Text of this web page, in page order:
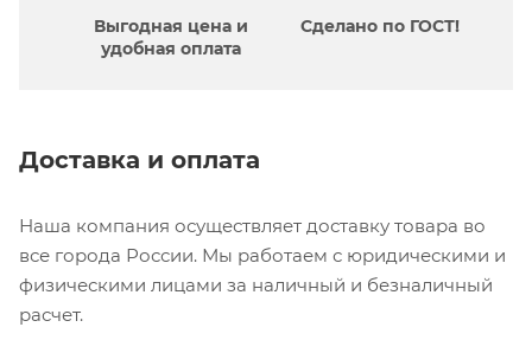
Выгодная цена и
удобная оплата
Сделано по ГОСТ!
Доставка и оплата
Наша компания осуществляет доставку товара во
все города России. Мы работаем с юридическими и
физическими лицами за наличный и безналичный
расчет.